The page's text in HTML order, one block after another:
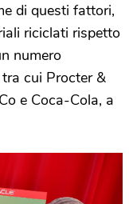
di questi fattori,
riciclati rispetto
numero
cui Procter &
e Coca-Cola, a